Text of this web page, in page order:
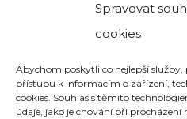
Spravovat
cookies
Abychom poskytli co nejlepší
přístupu k informacím o zařízení,
cookies. Souhlas s těmito
údaje, jako je chování při